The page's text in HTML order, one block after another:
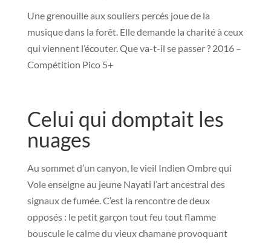
Une grenouille aux souliers percés joue de la
musique dans la forêt. Elle demande la charité à ceux
qui viennent l’écouter. Que va-t-il se passer ? 2016 –
Compétition Pico 5+
Celui qui domptait les
nuages
Au sommet d’un canyon, le vieil Indien Ombre qui
Vole enseigne au jeune Nayati l’art ancestral des
signaux de fumée. C’est la rencontre de deux
opposés : le petit garçon tout feu tout flamme
bouscule le calme du vieux chamane provoquant